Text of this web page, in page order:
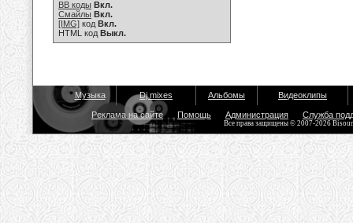
BB коды Вкл.
Смайлы Вкл.
[IMG] код Вкл.
HTML код Выкл.
Музыка Dj mixes Альбомы Видеоклипы
Реклама на сайте Помощь Администрация Служба
Все права защищены © 2007-2026